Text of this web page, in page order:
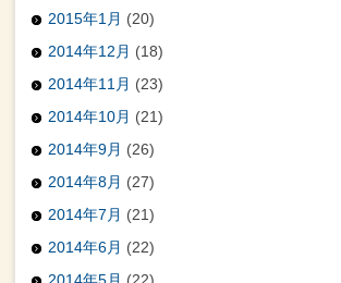
2015年1月 (20)
2014年12月 (18)
2014年11月 (23)
2014年10月 (21)
2014年9月 (26)
2014年8月 (27)
2014年7月 (21)
2014年6月 (22)